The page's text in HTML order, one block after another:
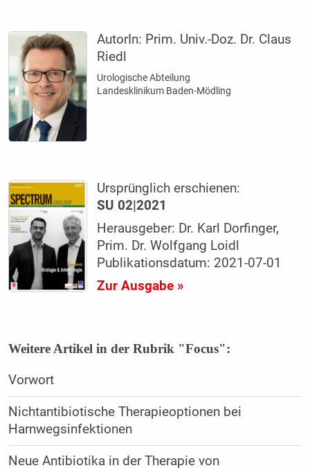
AutorIn: Prim. Univ.-Doz. Dr. Claus
Riedl
Urologische Abteilung
Landesklinikum Baden-Mödling
Ursprünglich erschienen:
SU 02|2021
Herausgeber: Dr. Karl Dorfinger,
Prim. Dr. Wolfgang Loidl
Publikationsdatum: 2021-07-01
Zur Ausgabe »
Weitere Artikel in der Rubrik "Focus":
Vorwort
Nichtantibiotische Therapieoptionen bei
Harnwegsinfektionen
Neue Antibiotika in der Therapie von